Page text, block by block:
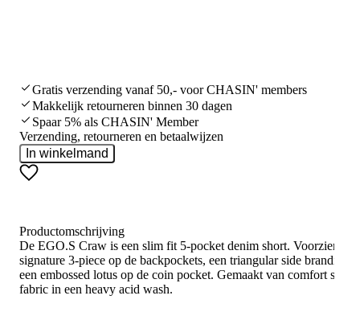
Gratis verzending vanaf 50,- voor CHASIN' members
Makkelijk retourneren binnen 30 dagen
Spaar 5% als CHASIN' Member
Verzending, retourneren en betaalwijzen
In winkelmand
Productomschrijving
De EGO.S Craw is een slim fit 5-pocket denim short. Voorzien
signature 3-piece op de backpockets, een triangular side branding
een embossed lotus op de coin pocket. Gemaakt van comfort
fabric in een heavy acid wash.